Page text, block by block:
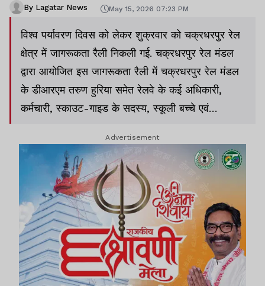
By Lagatar News May 15, 2026 07:23 PM
विश्व पर्यावरण दिवस को लेकर शुक्रवार को चक्रधरपुर रेल
क्षेत्र में जागरूकता रैली निकली गई. चक्रधरपुर रेल मंडल
द्वारा आयोजित इस जागरूकता रैली में चक्रधरपुर रेल मंडल
के डीआरएम तरुण हुरिया समेत रेलवे के कई अधिकारी,
कर्मचारी, स्काउट-गाइड के सदस्य, स्कूली बच्चे एवं
Advertisement